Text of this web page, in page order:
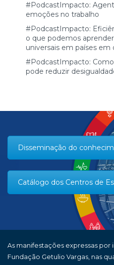
#PodcastImpacto:
emoções no trabalho
#PodcastImpacto:
o que podemos
universais em países
#PodcastImpacto:
pode reduzir
Disseminação do
Catálogo dos Centros de
As manifestações expressas
Fundação Getulio Vargas, nas